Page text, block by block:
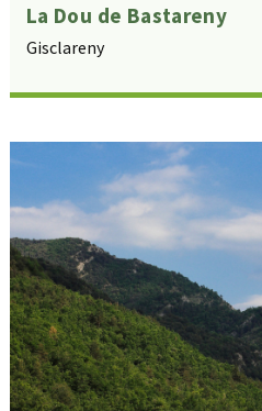
La Dou de Bastareny
Gisclareny